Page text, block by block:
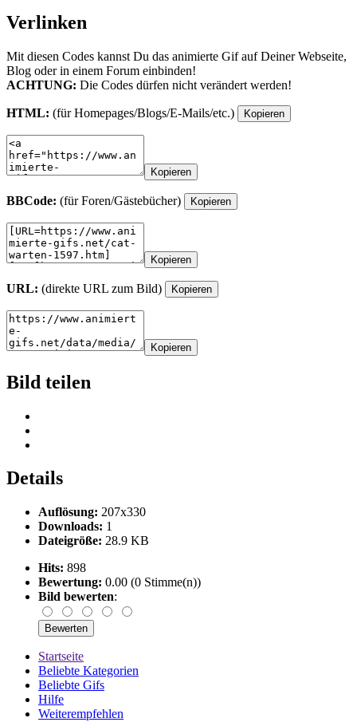
Verlinken
Mit diesen Codes kannst Du das animierte Gif auf Deiner Webseite,
Blog oder in einem Forum einbinden!
ACHTUNG: Die Codes dürfen nicht verändert werden!
HTML: (für Homepages/Blogs/E-Mails/etc.) Kopieren
Kopieren
BBCode: (für Foren/Gästebücher) Kopieren
Kopieren
URL: (direkte URL zum Bild) Kopieren
Kopieren
Bild teilen
Details
Auflösung: 207x330
Downloads: 1
Dateigröße: 28.9 KB
Hits: 898
Bewertung: 0.00 (0 Stimme(n))
Bild bewerten:
Startseite
Beliebte Kategorien
Beliebte Gifs
Hilfe
Weiterempfehlen